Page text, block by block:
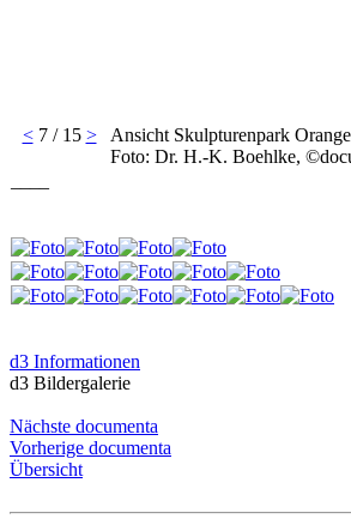
<7 / 15 >
Ansicht Skulpturenpark
Foto: Dr. H.-K. Boehlke,
d3 Informationen
d3 Bildergalerie
Nächste documenta
Vorherige documenta
Übersicht